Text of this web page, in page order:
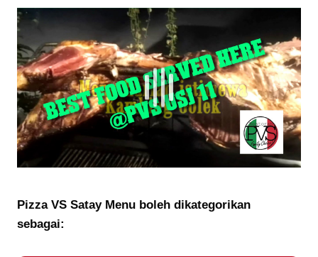
Pizza VS Satay Menu boleh dikategorikan
sebagai: